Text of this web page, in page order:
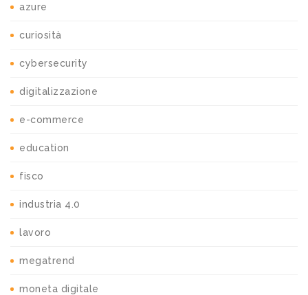
azure
curiosità
cybersecurity
digitalizzazione
e-commerce
education
fisco
industria 4.0
lavoro
megatrend
moneta digitale